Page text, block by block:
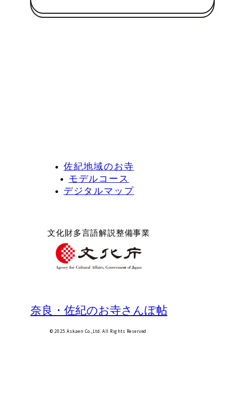
奈良・佐紀のお寺さんぽ帖
© 2025 Askaen Co.,Ltd. All Rights Reserved.
佐紀地域のお寺
モデルコース
デジタルマップ
文化財多言語解説整備事業